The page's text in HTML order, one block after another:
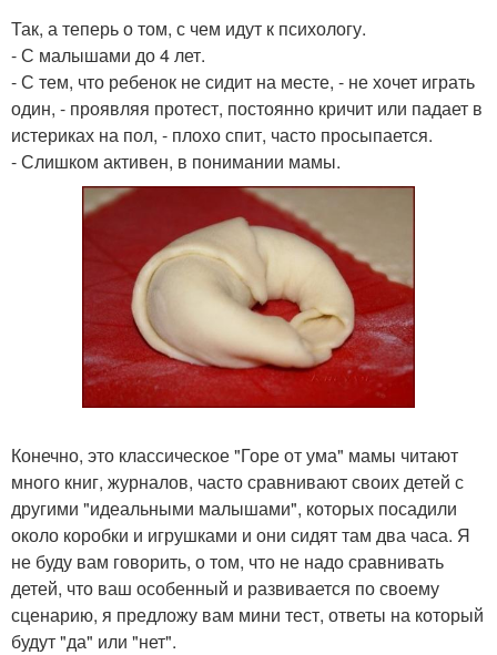
Так, а теперь о том, с чем идут к психологу.
- С малышами до 4 лет.
- С тем, что ребенок не сидит на месте, - не хочет играть
один, - проявляя протест, постоянно кричит или падает в
истериках на пол, - плохо спит, часто просыпается.
- Слишком активен, в понимании мамы.
Конечно, это классическое "Горе от ума" мамы читают
много книг, журналов, часто сравнивают своих детей с
другими "идеальными малышами", которых посадили
около коробки и игрушками и они сидят там два часа. Я
не буду вам говорить, о том, что не надо сравнивать
детей, что ваш особенный и развивается по своему
сценарию, я предложу вам мини тест, ответы на который
будут "да" или "нет".